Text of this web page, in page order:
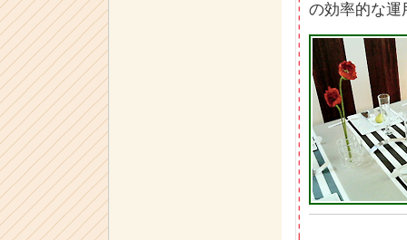
の効率的な運